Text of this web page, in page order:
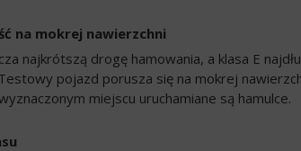
na mokrej nawierzchni
najkrótszą drogę hamowania, a klasa E
pojazd porusza się na mokrej
miejscu uruchamiane są hamulce.